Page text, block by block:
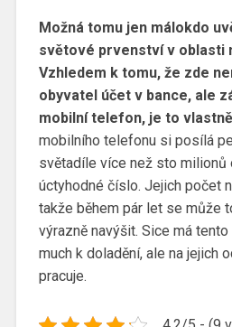
Možná tomu jen málokdo
světové prvenství v oblasti
Vzhledem k tomu, že zde
obyvatel účet v bance, ale
mobilní telefon, je to
mobilního telefonu si posílá
světadíle více než sto milionů
úctyhodné číslo. Jejich počet
takže během pár let se může
výrazně navýšit. Sice má
much k doladění, ale na jejich
pracuje.